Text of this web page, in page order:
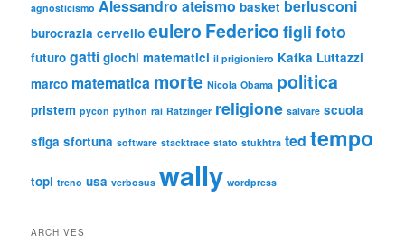
agnosticismo Alessandro ateismo basket berlusconi
burocrazia cervello eulero Federico figli foto
futuro gatti giochi matematici il prigioniero Kafka Luttazzi
marco matematica morte Nicola Obama politica
pristem pycon python rai Ratzinger religione salvare scuola
sfiga sfortuna software stacktrace stato stukhtra ted tempo
topi treno usa verbosus wally wordpress
ARCHIVES